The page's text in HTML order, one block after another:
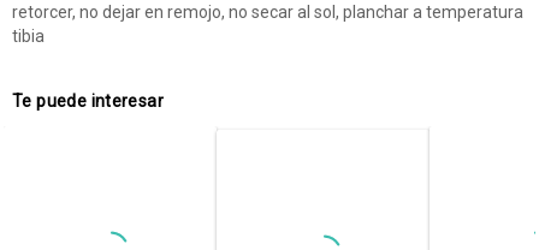
retorcer, no dejar en remojo, no secar al sol, planchar a temperatura
tibia
Te puede interesar